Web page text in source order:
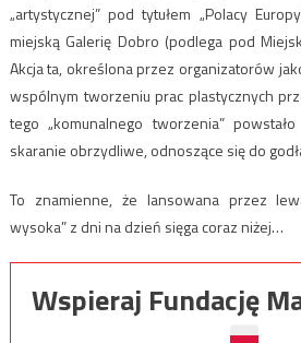
„artystycznej” pod tytułem „Polacy
miejską Galerię Dobro (podlega pod
Akcja ta, określona przez organizatorów
wspólnym tworzeniu prac plastycznych
tego „komunalnego tworzenia”
skaranie obrzydliwe, odnoszące się do
To znamienne, że lansowana przez
wysoka” z dni na dzień sięga coraz niżej…
Wspieraj Fundację